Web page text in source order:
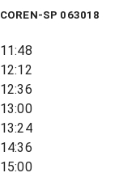
COREN-SP 063018
11:48
12:12
12:36
13:00
13:24
14:36
15:00